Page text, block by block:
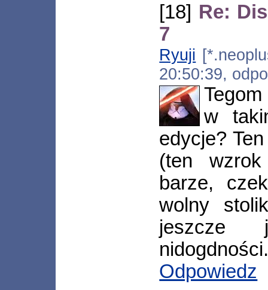
[18] Re:
7
Ryuji
20:50:39,
w
edycje?
(ten
barze,
wolny
jeszcze
Odpowiedz